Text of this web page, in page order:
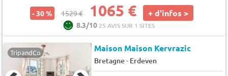
- 30 % 1529 € 1065 € + d'infos >
8.3/10 25 AVIS SUR 1 SITES
TripandCo Maison Maison Kervrazic
Bretagne- Erdeven